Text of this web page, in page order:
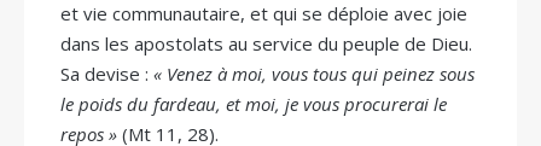
et vie communautaire, et qui se déploie avec joie
dans les apostolats au service du peuple de Dieu.
Sa devise : « Venez à moi, vous tous qui peinez sous
le poids du fardeau, et moi, je vous procurerai le
repos » (Mt 11, 28).